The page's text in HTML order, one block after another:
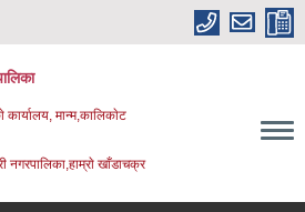
कार्यालय, मान्म,कालिकाेट
नगरपालिका,हाम्राे खाँडाचक्र